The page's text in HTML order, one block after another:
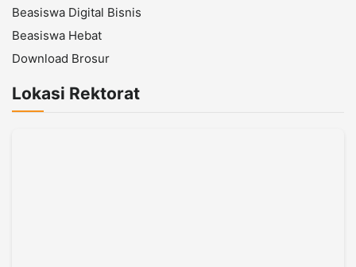
Beasiswa Digital Bisnis
Beasiswa Hebat
Download Brosur
Lokasi Rektorat